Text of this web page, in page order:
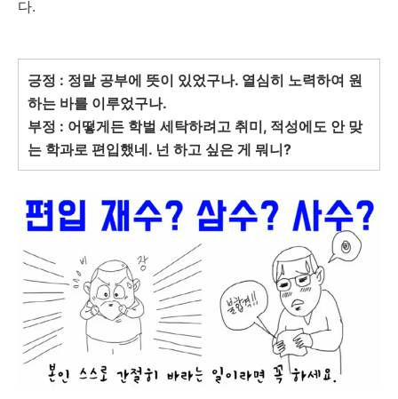
다.
긍정 : 정말 공부에 뜻이 있었구나. 열심히 노력하여 원
하는 바를 이루었구나.
부정 : 어떻게든 학벌 세탁하려고 취미, 적성에도 안 맞
는 학과로 편입했네. 넌 하고 싶은 게 뭐니?